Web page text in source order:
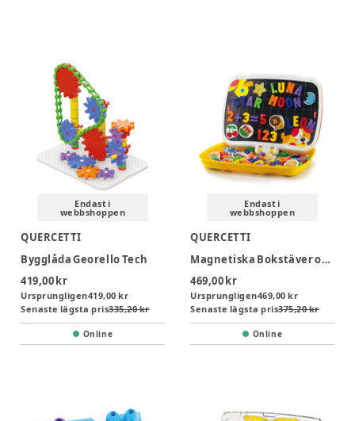
Endast i
webbshoppen
QUERCETTI
Bygglåda Georello Tech
419,00 kr
Ursprungligen419,00 kr
Senaste lägsta pris335,20 kr
Online
Endast i
webbshoppen
QUERCETTI
Magnetiska Bokstäver och Siffror
469,00 kr
Ursprungligen469,00 kr
Senaste lägsta pris375,20 kr
Online